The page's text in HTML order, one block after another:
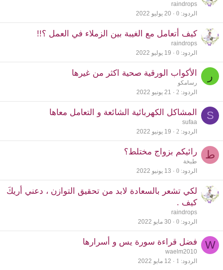
raindrops
الردود 0 20 يوليو 2022
كيف أتعامل مع الغيبة بين الزملاء في العمل ؟!!
raindrops
الردود 0 19 يوليو 2022
ر الأكواب الورقية صحية اكثر من غيرها
رسامكو
الردود 2 21 يونيو 2022
S المشاكل الكهربائية الشائعة و التعامل معاها
sufaa
الردود 2 19 يونيو 2022
ط رائيكم بزواج مختلط؟
طبخة
الردود 0 13 يونيو 2022
لكي تشعر بالسعادة لابد من تحقيق التوازن ، دعني أريكَ
كيف .
raindrops
الردود 0 30 مايو 2022
W فضل قراءة سورة يس و أسرارها
waelm2010
الردود 1 12 مايو 2022